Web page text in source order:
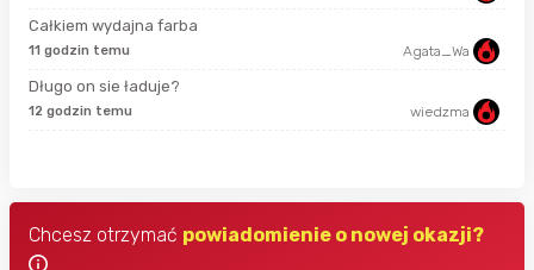
Całkiem wydajna farba
11 godzin temu Agata_Wa
Długo on sie ładuje?
12 godzin temu wiedzma
Chcesz otrzymać powiadomienie o nowej okazji?